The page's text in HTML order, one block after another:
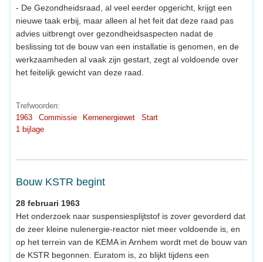
- De Gezondheidsraad, al veel eerder opgericht, krijgt een
nieuwe taak erbij, maar alleen al het feit dat deze raad pas
advies uitbrengt over gezondheidsaspecten nadat de
beslissing tot de bouw van een installatie is genomen, en de
werkzaamheden al vaak zijn gestart, zegt al voldoende over
het feitelijk gewicht van deze raad.
Trefwoorden:
1963
Commissie Kernenergiewet
Start
1 bijlage
Bouw KSTR begint
28 februari 1963
Het onderzoek naar suspensiesplijtstof is zover gevorderd dat
de zeer kleine nulenergie-reactor niet meer voldoende is, en
op het terrein van de KEMA in Arnhem wordt met de bouw van
de KSTR begonnen. Euratom is, zo blijkt tijdens een